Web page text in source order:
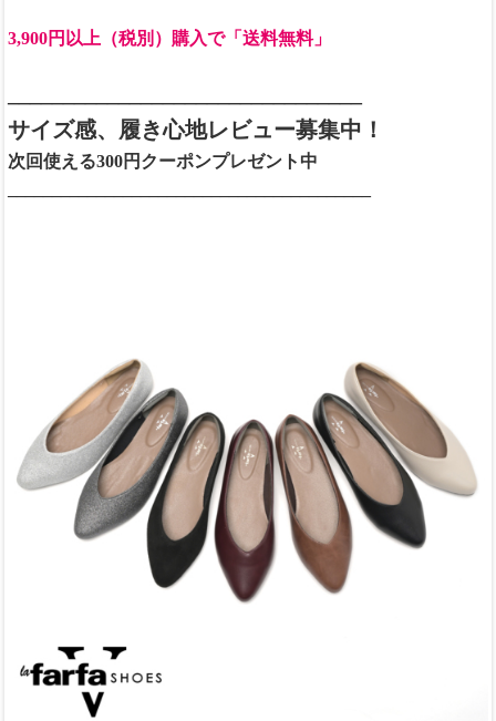
3,900円以上（税別）購入で「送料無料」
サイズ感、履き心地レビュー募集中！
次回使える300円クーポンプレゼント中